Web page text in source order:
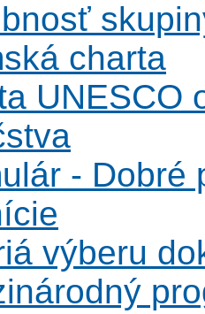
charta
UNESCO
- Dobré
výberu